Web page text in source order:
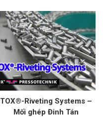
TOX®-Riveting Systems –
Mối ghép Đinh Tán